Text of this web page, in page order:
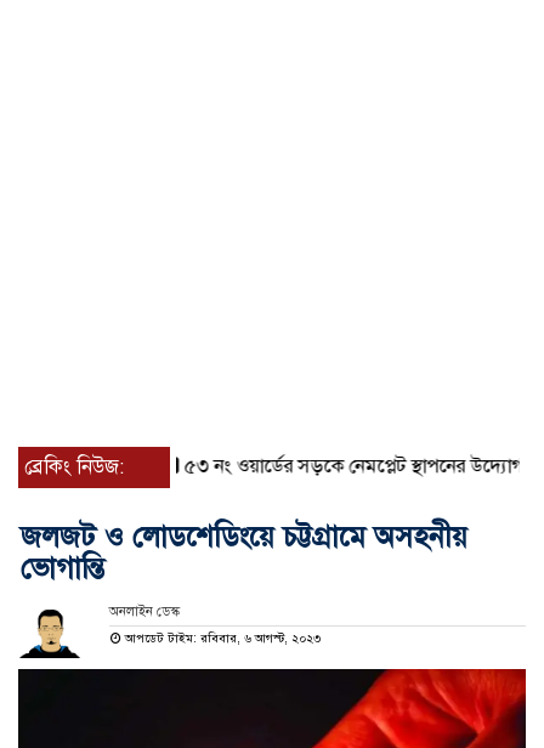
ব্রেকিং নিউজ: ৫৩ নং ওয়ার্ডের সড়কে নেমপ্লেট স্থাপনের উদ্যোগ চান মিয়া
জলজট ও লোডশেডিংয়ে চট্টগ্রামে অসহনীয়
ভোগান্তি
অনলাইন ডেস্ক
আপডেট টাইম: রবিবার, ৬ আগস্ট, ২০২৩